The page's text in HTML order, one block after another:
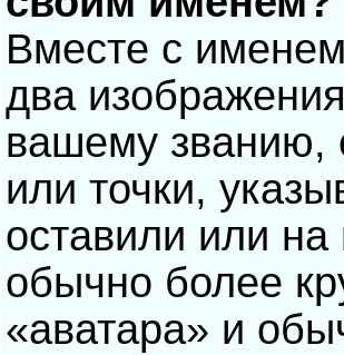
Вместе с именем
два
вашему званию,
или точки,
оставили или
обычно более
«аватара» и